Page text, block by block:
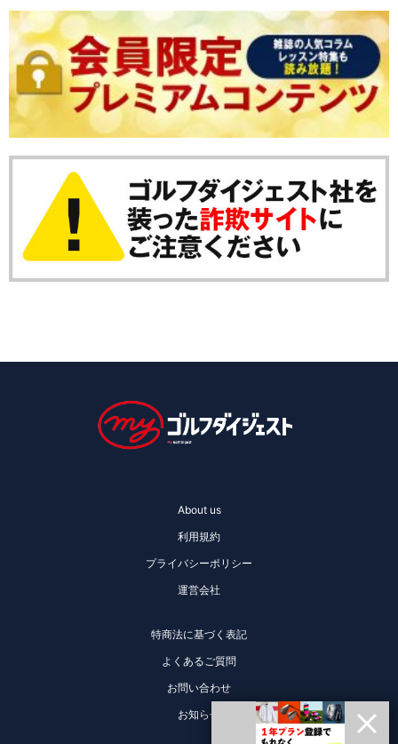
About us
利用規約
プライバシーポリシー
運営会社
特商法に基づく表記
よくあるご質問
お問い合わせ
お知らせ